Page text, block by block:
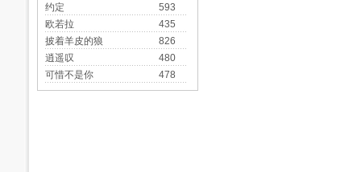
约定
593
欧若拉
435
披着羊皮的狼
826
逍遥叹
480
可惜不是你
478